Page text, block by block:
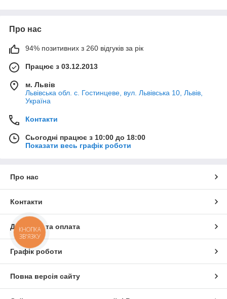
Про нас
94% позитивних з 260 відгуків за рік
Працює з 03.12.2013
м. Львів
Львівська обл. с. Гостинцеве, вул. Львівська 10, Львів,
Україна
Контакти
Сьогодні працює з 10:00 до 18:00
Показати весь графік роботи
Про нас
Контакти
Доставка та оплата
Графік роботи
Повна версія сайту
КНОПКА
ЗВ'ЯЗКУ